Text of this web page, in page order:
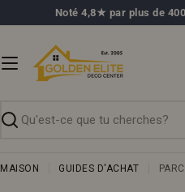
au
Noté 4,8★ par plus de
Recherche
MAISON GUIDES D'ACHAT